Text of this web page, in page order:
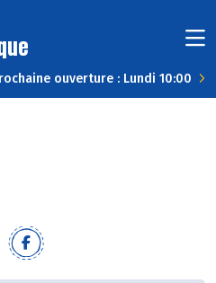
ouverture : Lundi 10:00